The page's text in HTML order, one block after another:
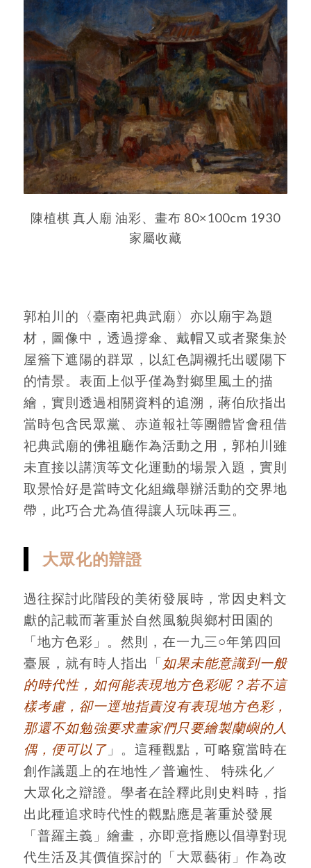
陳植棋 真人廟 油彩、畫布 80×100cm 1930
家屬收藏
郭柏川的〈臺南祀典武廟〉亦以廟宇為題
材，圖像中，透過撐傘、戴帽又或者聚集於
屋簷下遮陽的群眾，以紅色調襯托出暖陽下
的情景。表面上似乎僅為對鄉里風土的描
繪，實則透過相關資料的追溯，蔣伯欣指出
當時包含民眾黨、赤道報社等團體皆會租借
祀典武廟的佛祖廳作為活動之用，郭柏川雖
未直接以講演等文化運動的場景入題，實則
取景恰好是當時文化組織舉辦活動的交界地
帶，此巧合尤為值得讓人玩味再三。
大眾化的辯證
過往探討此階段的美術發展時，常因史料文
獻的記載而著重於自然風貌與鄉村田園的
「地方色彩」。然則，在一九三○年第四回
臺展，就有時人指出「 如果未能意識到一般
的時代性，如何能表現地方色彩呢？若不這
樣考慮，卻一逕地指責沒有表現地方色彩，
那還不如勉強要求畫家們只要繪製蘭嶼的人
偶，便可以了」。這種觀點，可略窺當時在
創作議題上的在地性／普遍性、 特殊化／
大眾化之辯證。學者在詮釋此則史料時，指
出此種追求時代性的觀點應是著重於發展
「普羅主義」繪畫，亦即意指應以倡導對現
代生活及其價值探討的「大眾藝術」作為改